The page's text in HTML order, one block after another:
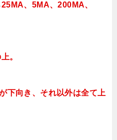
25MA、5MA、200MA、
。
下向き、それ以外は全て上